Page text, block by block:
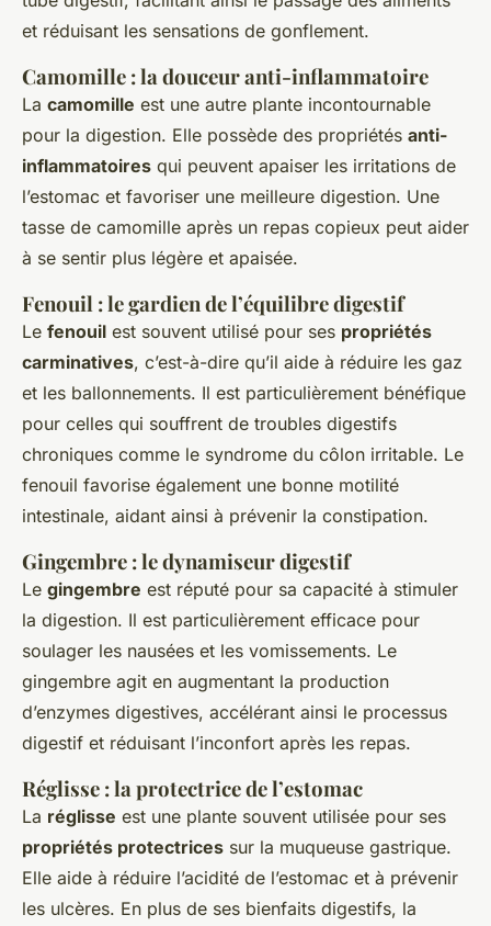
et réduisant les sensations de gonflement.
Camomille : la douceur anti-inflammatoire
La camomille est une autre plante incontournable
pour la digestion. Elle possède des propriétés anti-
inflammatoires qui peuvent apaiser les irritations de
l’estomac et favoriser une meilleure digestion. Une
tasse de camomille après un repas copieux peut aider
à se sentir plus légère et apaisée.
Fenouil : le gardien de l’équilibre digestif
Le fenouil est souvent utilisé pour ses propriétés
carminatives, c’est-à-dire qu’il aide à réduire les gaz
et les ballonnements. Il est particulièrement bénéfique
pour celles qui souffrent de troubles digestifs
chroniques comme le syndrome du côlon irritable. Le
fenouil favorise également une bonne motilité
intestinale, aidant ainsi à prévenir la constipation.
Gingembre : le dynamiseur digestif
Le gingembre est réputé pour sa capacité à stimuler
la digestion. Il est particulièrement efficace pour
soulager les nausées et les vomissements. Le
gingembre agit en augmentant la production
d’enzymes digestives, accélérant ainsi le processus
digestif et réduisant l’inconfort après les repas.
Réglisse : la protectrice de l’estomac
La réglisse est une plante souvent utilisée pour ses
propriétés protectrices sur la muqueuse gastrique.
Elle aide à réduire l’acidité de l’estomac et à prévenir
les ulcères. En plus de ses bienfaits digestifs, la